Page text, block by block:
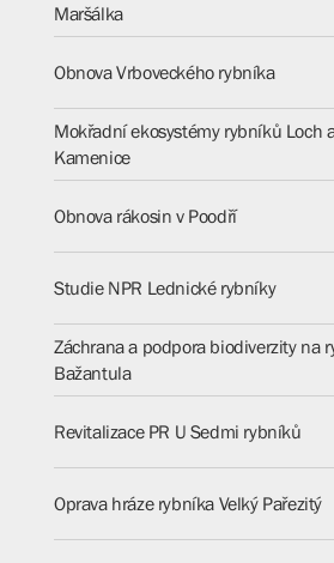
Maršálka
Obnova Vrboveckého rybníka
Mokřadní ekosystémy rybníků Loch
Kamenice
Obnova rákosin v Poodří
Studie NPR Lednické rybníky
Záchrana a podpora biodiverzity na
Bažantula
Revitalizace PR U Sedmi rybníků
Oprava hráze rybníka Velký Pařezitý